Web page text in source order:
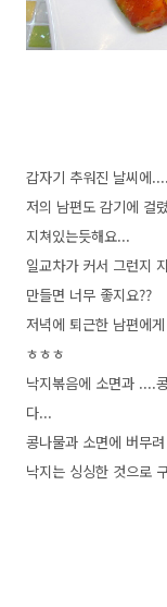
갑자기 추워진 날씨에
저의 남편도 감기에 걸
지쳐있는듯해요...
일교차가 커서 그런지
만들면 너무 좋지요??
저녁에 퇴근한 남편에
ㅎㅎㅎ
낙지볶음에 소면과 ....
다...
콩나물과 소면에 버무
낙지는 싱싱한 것으로